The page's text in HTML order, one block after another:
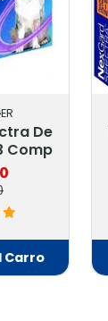
De
Comp
Carro